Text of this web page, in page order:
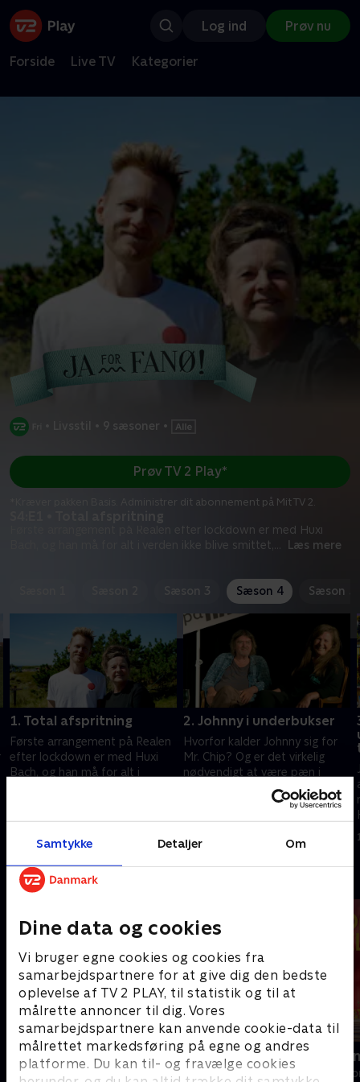
Samtykke Detaljer Om
Dine data og cookies
Vi bruger egne cookies og cookies fra
samarbejdspartnere for at give dig den bedste
oplevelse af TV 2 PLAY, til statistik og til at
målrette annoncer til dig. Vores
samarbejdspartnere kan anvende cookie-data til
målrettet markedsføring på egne og andres
platforme. Du kan til- og fravælge cookies
Log ind Prøv nu
Forside Live TV Kategorier
9 sæsoner •
Første arrangement på Realen efter lockdown er med Huxi
Bach, og han må for alt i verden ikke blive smittet,
Læs mere
Prøv TV 2 Play*
*Kræver pakken Basis. Administrer dit abonnement på Mit TV 2.
Sæson 3 Sæson 4 Sæson 5
1. Total afspritning
Første arrangement på Realen
efter lockdown er med Huxi
Bach, og han må for alt i
2. Johnny i underbukser
Hvorfor kalder Johnny sig for
Mr. Chip? Og er det virkelig
nødvendigt at være pæn i
radioen? Café Hack og Søs
Egelind gæster Realen.
10. november 2020 • 30 min
Andre så også
Helt sort
Livsstil • 7 sæsoner
Linde på
Livsstil • 5